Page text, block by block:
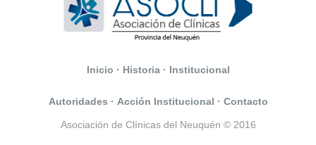
Inicio · Historia· Institucional
Autoridades · Acción Institucional · Contacto
Asociación de Clínicas del Neuquén © 2016